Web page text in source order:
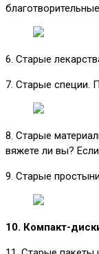
6. Старые
7. Старые специи.
8. Старые
вяжете ли вы?
9. Старые
10. Компакт-